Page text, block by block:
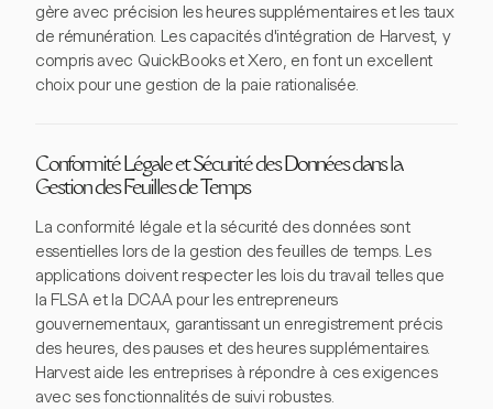
gère avec précision les heures supplémentaires et les taux
de rémunération. Les capacités d'intégration de Harvest, y
compris avec QuickBooks et Xero, en font un excellent
choix pour une gestion de la paie rationalisée.
Conformité Légale et Sécurité des Données dans la
Gestion des Feuilles de Temps
La conformité légale et la sécurité des données sont
essentielles lors de la gestion des feuilles de temps. Les
applications doivent respecter les lois du travail telles que
la FLSA et la DCAA pour les entrepreneurs
gouvernementaux, garantissant un enregistrement précis
des heures, des pauses et des heures supplémentaires.
Harvest aide les entreprises à répondre à ces exigences
avec ses fonctionnalités de suivi robustes.